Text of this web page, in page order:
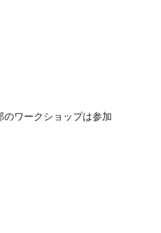
ワークショップは参加